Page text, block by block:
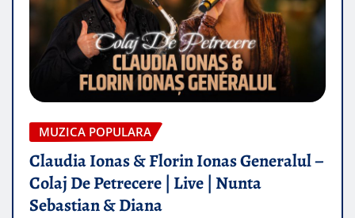
MUZICA POPULARA
Claudia Ionas & Florin Ionas Generalul –
Colaj De Petrecere | Live | Nunta
Sebastian & Diana